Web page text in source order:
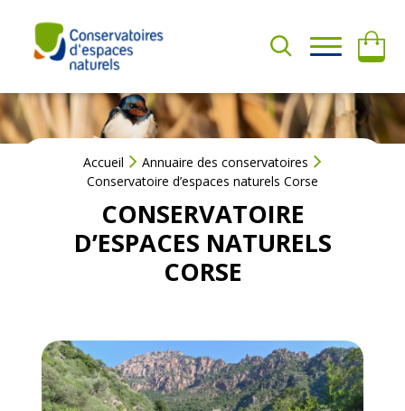
contenu
SOMMES-
NOUS ?
A
H
R
Accueil
Annuaire des conservatoires
Conservatoire d’espaces naturels Corse
CONSERVATOIRE
D’ESPACES NATURELS
CORSE